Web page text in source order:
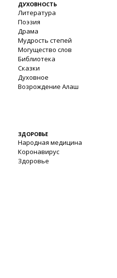
ДУХОВНОСТЬ
Литература
Поэзия
Драма
Мудрость степей
Могущество слов
Библиотека
Сказки
Духовное
Возрождение Алаш
ЗДОРОВЬЕ
Народная медицина
Коронавирус
Здоровье